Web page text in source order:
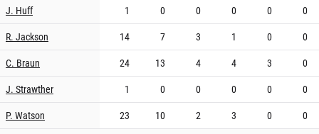
J. Huff
1 0 0 0 0
0
R. Jackson
14 7 3 1 0
0
C. Braun
24 13 4 4 3
0
J. Strawther
1 0 0 0 0
0
P. Watson
23 10 2 3 0
0